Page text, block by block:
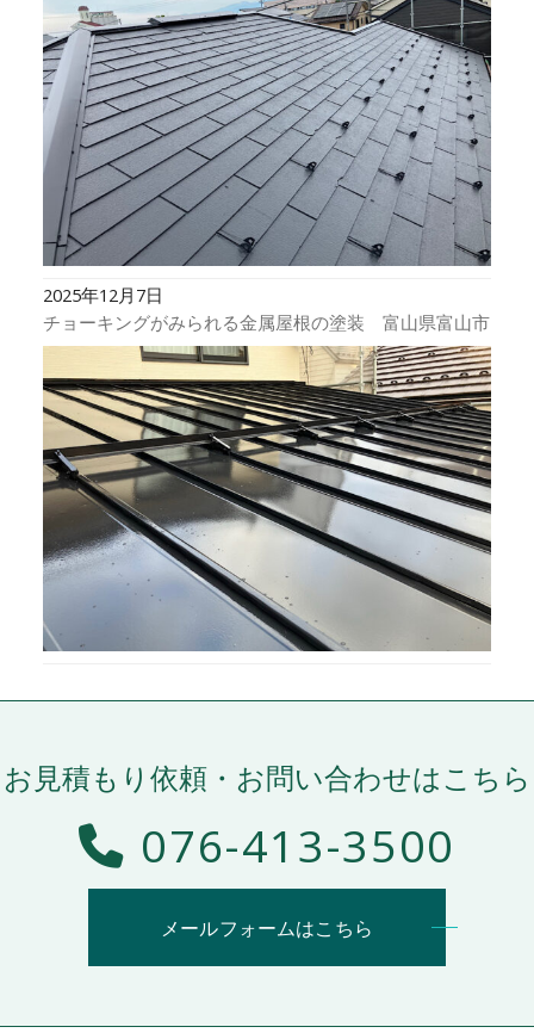
2025年12月7日
チョーキングがみられる金属屋根の塗装 富山県富山市
お見積もり依頼・お問い合わせはこちら
076-413-3500
メールフォームはこちら